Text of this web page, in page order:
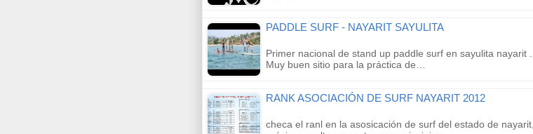
PADDLE SURF - NAYARIT SAYULITA
Primer nacional de stand up paddle surf en sayulita nayarit ...
Muy buen sitio para la práctica de…
RANK ASOCIACIÓN DE SURF NAYARIT 2012
checa el ranl en la asosicación de surf del estado de nayarit,